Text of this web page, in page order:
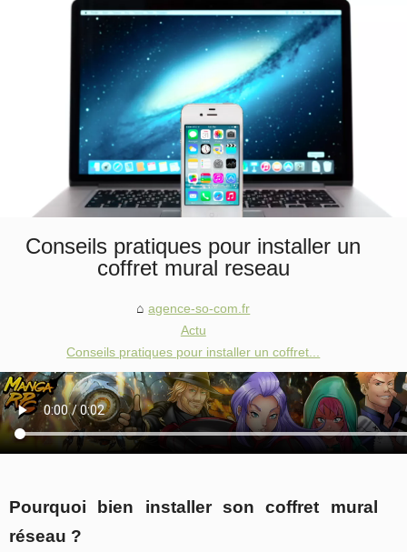
Conseils pratiques pour installer un
coffret mural reseau
agence-so-com.fr
Actu
Conseils pratiques pour installer un coffret...
Pourquoi bien installer son coffret mural
réseau ?